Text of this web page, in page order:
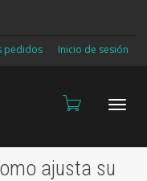
pedidos Inicio de sesión
ajusta su